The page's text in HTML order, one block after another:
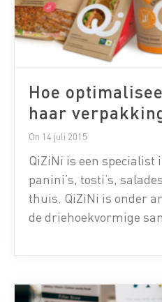
Hoe optimaliseerde QiZiNi
haar
On 14 juli 2015
QiZiNi is een specialist
panini’s, tosti’s,
thuis. QiZiNi is onder
de driehoekvormige
nieuwe